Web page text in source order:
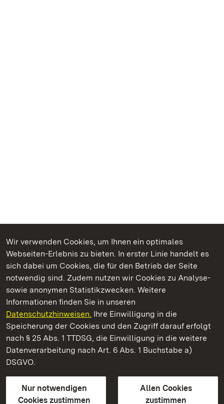
Wir verwenden Cookies, um Ihnen ein optimales
Webseiten-Erlebnis zu bieten. In erster Linie handelt es
sich dabei um Cookies, die für den Betrieb der Seite
notwendig sind. Zudem nutzen wir Cookies zu Analyse-
sowie anonymen Statistikzwecken. Weitere
Informationen finden Sie in unseren
Datenschutzhinweisen. Ihre Einwilligung in die
Speicherung der Cookies und den Zugriff darauf erfolgt
nach § 25 Abs. 1 TTDSG, die Einwilligung in die weitere
Datenverarbeitung nach Art. 6 Abs. 1 Buchstabe a)
DSGVO.
Nur notwendigen
Cookies zustimmen
Allen Cookies
zustimmen
Kommen. Staunen. Genießen.
Residenzschloss Ludwigsburg
Staatliche Schlösser und Gärten Baden-Württemberg
Kontakt
GebärdenspracheLeichte Sprache
Erklärung zur Barrierefreiheit
BITV-konform (geprüfte Seiten)